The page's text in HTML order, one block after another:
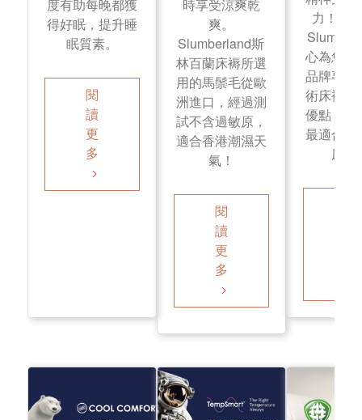
度有助每晚都獲
得好眠，提升睡
眠質素。
閱
讀
更
多
時享受涼爽乾
爽。
Slumberland斯
林百蘭床褥所選
用的馬鬃毛從歐
洲進口，經過測
試不含過敏原，
適合香港潮濕天
氣！
閱
讀
更
多
力！斯
心為您介
品牌專利
術床褥的
優點，讓
最適合您
床褥